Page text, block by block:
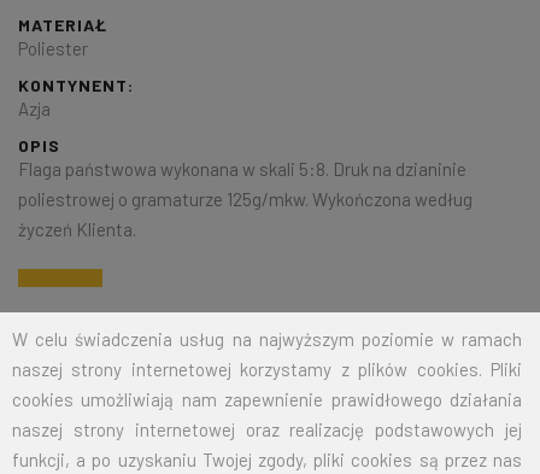
W celu świadczenia usług na najwyższym poziomie w ramach
naszej strony internetowej korzystamy z plików cookies. Pliki
cookies umożliwiają nam zapewnienie prawidłowego działania
naszej strony internetowej oraz realizację podstawowych jej
funkcji, a po uzyskaniu Twojej zgody, pliki cookies są przez nas
MATERIAŁ
Poliester
KONTYNENT:
Azja
OPIS
Flaga państwowa wykonana w skali 5:8. Druk na dzianinie
poliestrowej o gramaturze 125g/mkw. Wykończona według
życzeń Klienta.
flagi. Przy zamówieniu większej ilości cena zostanie wyliczona
indywidualnie.
ROZMIAR CENA NETTO CENA BRUTTO